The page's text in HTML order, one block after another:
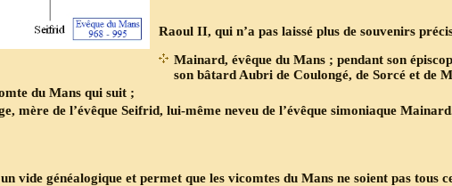
Raoul II, qui n’a pas laissé plus de souvenirs
Mainard, évêque du Mans ; pendant son
son bâtard Aubri de Coulongé, de Sorcé et de
du Mans qui suit ;
mère de l’évêque Seifrid, lui-même neveu de l’évêque simoniaque
vide généalogique et permet que les vicomtes du Mans ne soient pas tous